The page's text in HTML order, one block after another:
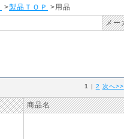
>製品ＴＯＰ
>用品
メー
1 | 2 次へ>>
商品名